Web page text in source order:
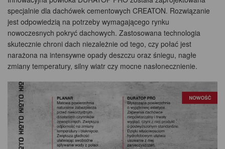
specjalnie dla dachówek cementowych CREATON. Rozwiązanie
jest odpowiedzią na potrzeby wymagającego rynku
nowoczesnych pokryć dachowych. Zastosowana technologia
skutecznie chroni dach niezależnie od tego, czy połać jest
narażona na intensywne opady deszczu oraz śniegu, nagłe
zmiany temperatury, silny wiatr czy mocne nasłonecznienie.